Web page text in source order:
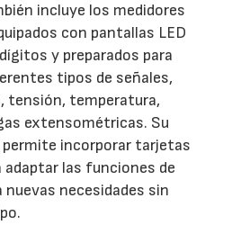
incluye los medidores
con pantallas LED
y preparados para
tipos de señales,
tensión, temperatura,
extensométricas. Su
permite incorporar tarjetas
adaptar las funciones de
necesidades sin